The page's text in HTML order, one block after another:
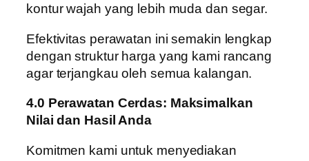
kontur wajah yang lebih muda dan segar.
Efektivitas perawatan ini semakin lengkap
dengan struktur harga yang kami rancang
agar terjangkau oleh semua kalangan.
4.0 Perawatan Cerdas: Maksimalkan
Nilai dan Hasil Anda
Komitmen kami untuk menyediakan